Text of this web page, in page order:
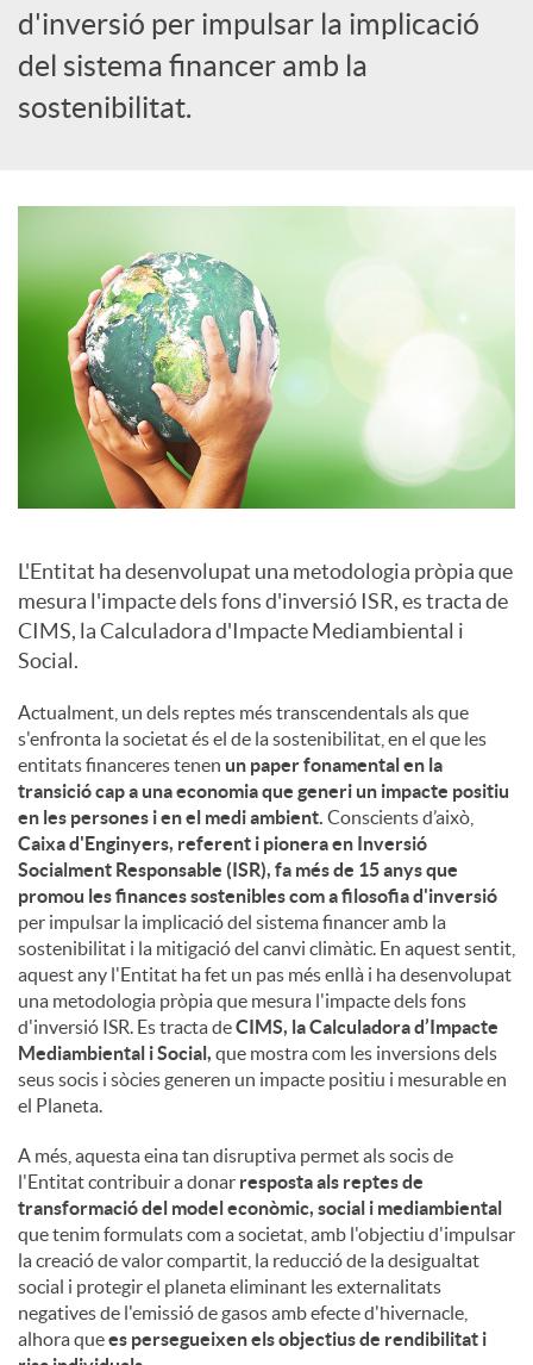
S
o
c
i
s
d'inversió per impulsar la implicació
del sistema financer amb la
sostenibilitat.
L'Entitat ha desenvolupat una metodologia pròpia que
mesura l'impacte dels fons d'inversió ISR, es tracta de
CIMS, la Calculadora d'Impacte Mediambiental i
Social.
Actualment, un dels reptes més transcendentals als que
s'enfronta la societat és el de la sostenibilitat, en el que les
entitats financeres tenen un paper fonamental en la
transició cap a una economia que generi un impacte positiu
en les persones i en el medi ambient. Conscients d’això,
Caixa d'Enginyers, referent i pionera en Inversió
Socialment Responsable (ISR), fa més de 15 anys que
promou les finances sostenibles com a filosofia d'inversió
per impulsar la implicació del sistema financer amb la
sostenibilitat i la mitigació del canvi climàtic. En aquest sentit,
aquest any l'Entitat ha fet un pas més enllà i ha desenvolupat
una metodologia pròpia que mesura l'impacte dels fons
d'inversió ISR. Es tracta deCIMS, la Calculadora d’Impacte
Mediambiental i Social, que mostra com les inversions dels
seus socis i sòcies generen un impacte positiu i mesurable en
el Planeta.
A més, aquesta eina tan disruptiva permet als socis de
l'Entitat contribuir a donar resposta als reptes de
transformació del model econòmic, social i mediambiental
que tenim formulats com a societat, amb l'objectiu d'impulsar
la creació de valor compartit, la reducció de la desigualtat
social i protegir el planeta eliminant les externalitats
negatives de l'emissió de gasos amb efecte d'hivernacle,
alhora quees persegueixen els objectius de rendibilitat i